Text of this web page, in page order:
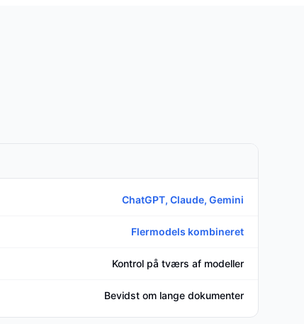
ChatGPT, Claude, Gemini
Flermodels kombineret
Kontrol på tværs af modeller
Bevidst om lange dokumenter